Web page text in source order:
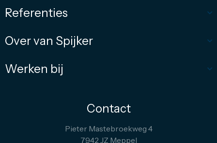
Referenties
Over van Spijker
Werken bij
Contact
Pieter Mastebroekweg 4
7942 JZ Meppel